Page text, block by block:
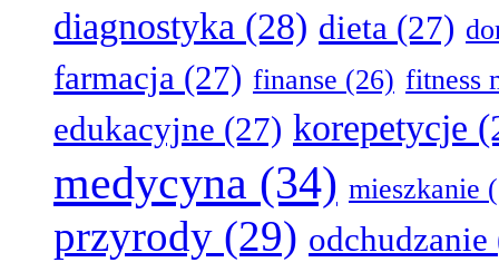
diagnostyka (28) dieta (27)
farmacja (27) finanse (26) fitness
edukacyjne (27) korepetycje
medycyna (34) mieszkanie
przyrody (29) odchudzanie